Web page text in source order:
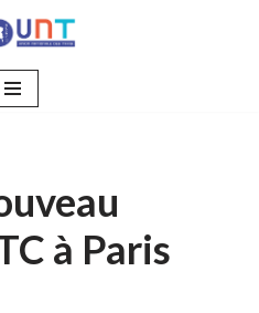
à Paris